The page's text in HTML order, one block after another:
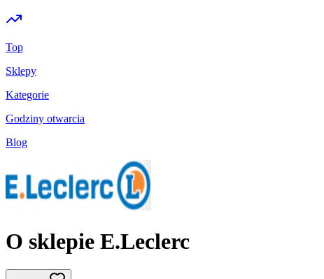
Top
Sklepy
Kategorie
Godziny otwarcia
Blog
O sklepie E.Leclerc